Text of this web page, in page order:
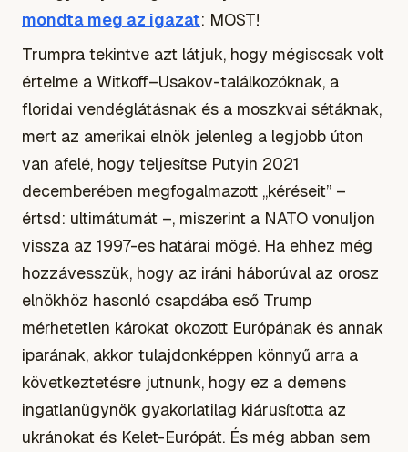
mondta meg az igazat: MOST!
Trumpra tekintve azt látjuk, hogy mégiscsak volt
értelme a Witkoff–Usakov-találkozóknak, a
floridai vendéglátásnak és a moszkvai sétáknak,
mert az amerikai elnök jelenleg a legjobb úton
van afelé, hogy teljesítse Putyin 2021
decemberében megfogalmazott „kéréseit” –
értsd: ultimátumát –, miszerint a NATO vonuljon
vissza az 1997-es határai mögé. Ha ehhez még
hozzávesszük, hogy az iráni háborúval az orosz
elnökhöz hasonló csapdába eső Trump
mérhetetlen károkat okozott Európának és annak
iparának, akkor tulajdonképpen könnyű arra a
következtetésre jutnunk, hogy ez a demens
ingatlanügynök gyakorlatilag kiárusította az
ukránokat és Kelet-Európát. És még abban sem